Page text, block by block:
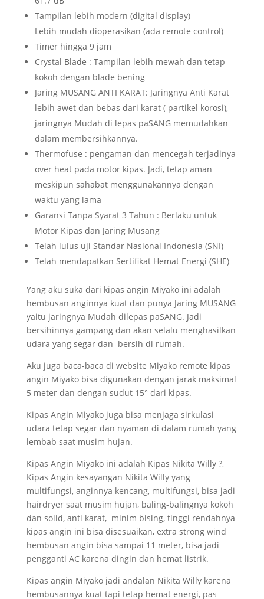
Tampilan lebih modern (digital display)
Lebih mudah dioperasikan (ada remote control)
Timer hingga 9 jam
Crystal Blade : Tampilan lebih mewah dan tetap
kokoh dengan blade bening
Jaring MUSANG ANTI KARAT: Jaringnya Anti Karat
lebih awet dan bebas dari karat ( partikel korosi),
jaringnya Mudah di lepas paSANG memudahkan
dalam membersihkannya.
Thermofuse : pengaman dan mencegah terjadinya
over heat pada motor kipas. Jadi, tetap aman
meskipun sahabat menggunakannya dengan
waktu yang lama
Garansi Tanpa Syarat 3 Tahun : Berlaku untuk
Motor Kipas dan Jaring Musang
Telah lulus uji Standar Nasional Indonesia (SNI)
Telah mendapatkan Sertifikat Hemat Energi (SHE)
Yang aku suka dari kipas angin Miyako ini adalah
hembusan anginnya kuat dan punya Jaring MUSANG
yaitu jaringnya Mudah dilepas paSANG. Jadi
bersihinnya gampang dan akan selalu menghasilkan
udara yang segar dan bersih di rumah.
Aku juga baca-baca di website Miyako remote kipas
angin Miyako bisa digunakan dengan jarak maksimal
5 meter dan dengan sudut 15° dari kipas.
Kipas Angin Miyako juga bisa menjaga sirkulasi
udara tetap segar dan nyaman di dalam rumah yang
lembab saat musim hujan.
Kipas Angin Miyako ini adalah Kipas Nikita Willy ?,
Kipas Angin kesayangan Nikita Willy yang
multifungsi, anginnya kencang, multifungsi, bisa jadi
hairdryer saat musim hujan, baling-balingnya kokoh
dan solid, anti karat, minim bising, tinggi rendahnya
kipas angin ini bisa disesuaikan, extra strong wind
hembusan angin bisa sampai 11 meter, bisa jadi
pengganti AC karena dingin dan hemat listrik.
Kipas angin Miyako jadi andalan Nikita Willy karena
hembusannya kuat tapi tetap hemat energi, pas